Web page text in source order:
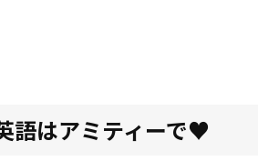
語はアミティーで♥